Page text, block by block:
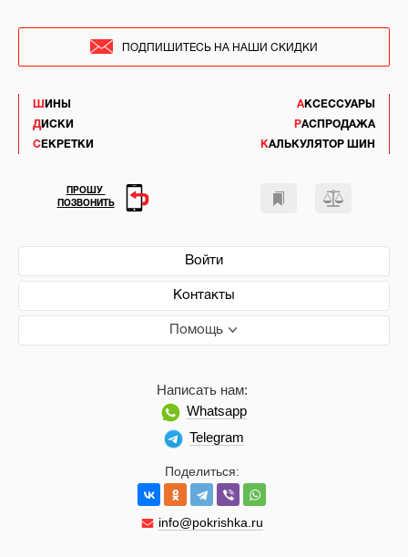
ШИНЫ
ДИСКИ
СЕКРЕТКИ
АКСЕССУАРЫ
РАСПРОДАЖА
КАЛЬКУЛЯТОР ШИН
Войти
Контакты
Помощь
Поделиться:
info@pokrishka.ru
Написать нам:
Whatsapp
Telegram
ПОДПИШИТЕСЬ НА НАШИ СКИДКИ
ПРОШУ
ПОЗВОНИТЬ